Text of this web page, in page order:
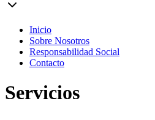
Inicio
Sobre Nosotros
Responsabilidad Social
Contacto
Servicios